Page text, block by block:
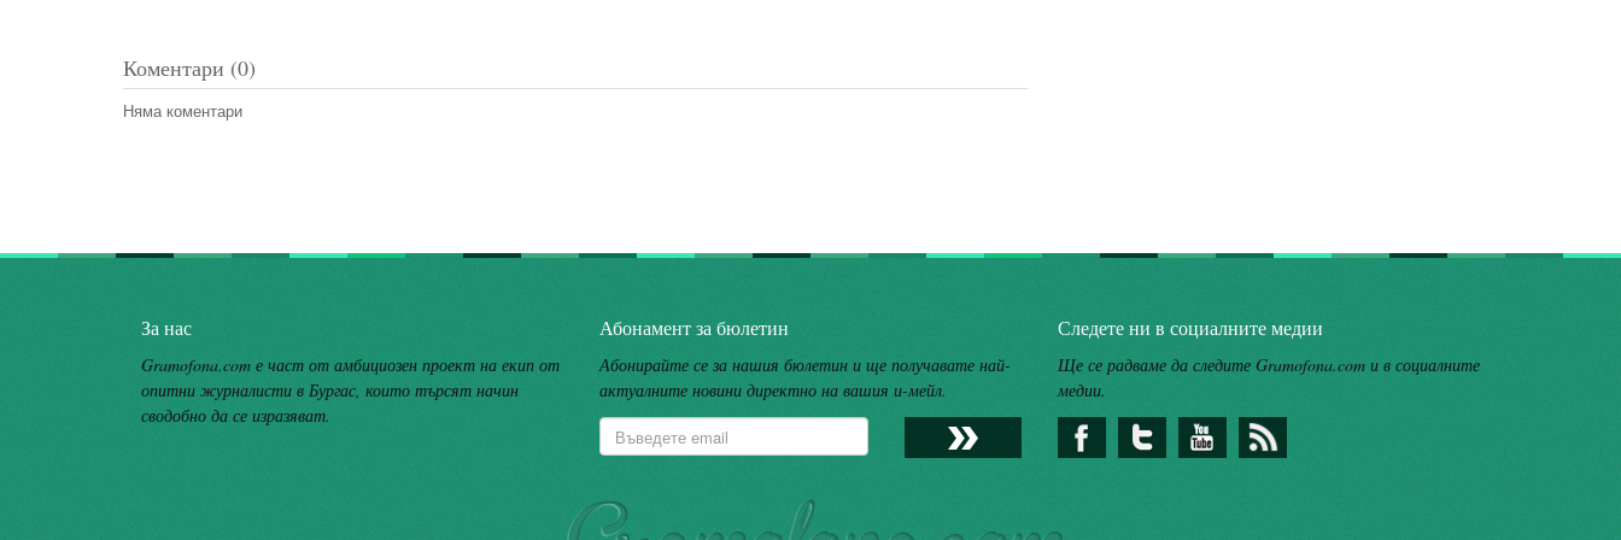
Коментари (0)
Няма коментари
За нас
Gramofona.com е част от амбициозен проект на екип от
опитни журналисти в Бургас, които търсят начин
сводобно да се изразяват.
Абонамент за бюлетин
Абонирайте се за нашия бюлетин и ще получавате най-
актуалните новини директно на вашия и-мейл.
Следете ни в социалните медии
Ще се радваме да следите Gramofona.com и в социалните
медии.